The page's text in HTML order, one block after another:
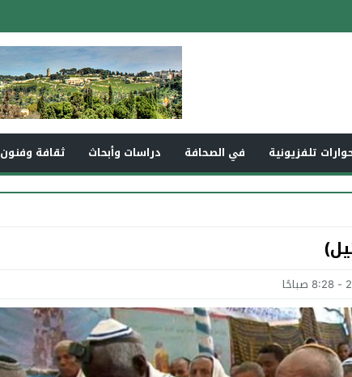
تلفزيونية في الصحافة دراسات وأبحاث ثقافة وفنون